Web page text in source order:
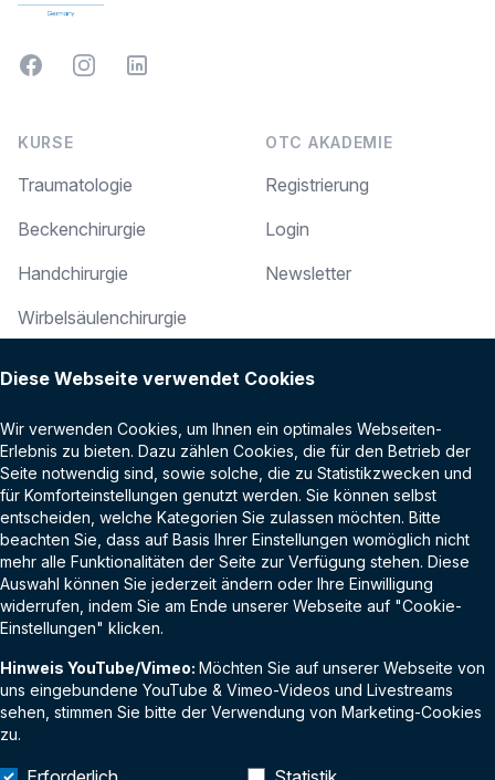
FacebookInstagramLinkedIn
KURSE
Traumatologie
Beckenchirurgie
Handchirurgie
Wirbelsäulenchirurgie
Alterstraumatologie
Kindertraumatologie
Fußchirurgie
Ellenbogenchirurgie
Orthopädie
LINKS
OTC Digital
OTC AKADEMIE
Registrierung
Login
Newsletter
Datenschutz
AGB
Kontakt
Diese Webseite verwendet Cookies
Wir verwenden Cookies, um Ihnen ein optimales Webseiten-
Erlebnis zu bieten. Dazu zählen Cookies, die für den Betrieb der
Seite notwendig sind, sowie solche, die zu Statistikzwecken und
für Komforteinstellungen genutzt werden. Sie können selbst
entscheiden, welche Kategorien Sie zulassen möchten. Bitte
beachten Sie, dass auf Basis Ihrer Einstellungen womöglich nicht
mehr alle Funktionalitäten der Seite zur Verfügung stehen. Diese
Auswahl können Sie jederzeit ändern oder Ihre Einwilligung
widerrufen, indem Sie am Ende unserer Webseite auf "Cookie-
Einstellungen" klicken.
Hinweis YouTube/Vimeo: Möchten Sie auf unserer Webseite von
uns eingebundene YouTube & Vimeo-Videos und Livestreams
sehen, stimmen Sie bitte der Verwendung von Marketing-Cookies
zu.